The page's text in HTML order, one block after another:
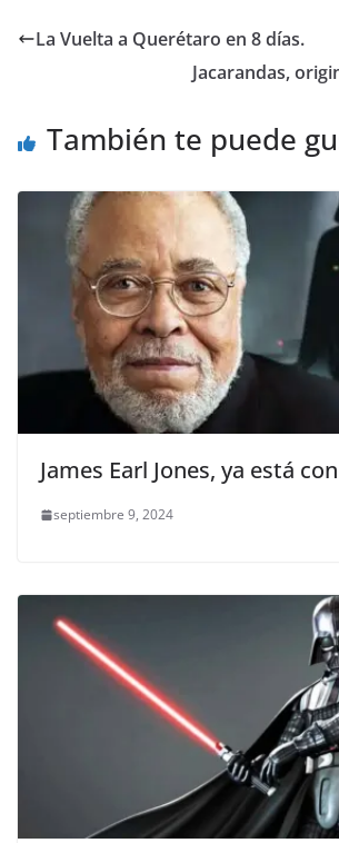
La Vuelta a Querétaro en 8 días.
Jacarandas,
También te puede
James Earl Jones, ya está
septiembre 9, 2024